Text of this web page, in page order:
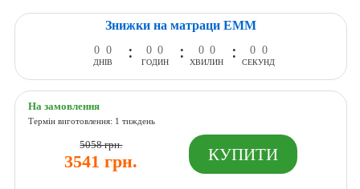
Знижки на матраци ЕММ
0 0
ДНІВ
: 0 0
ГОДИН
: 0 0
ХВИЛИН
: 0 0
СЕКУНД
На замовлення
Термін виготовлення: 1 тиждень
5058 грн.
3541 грн.